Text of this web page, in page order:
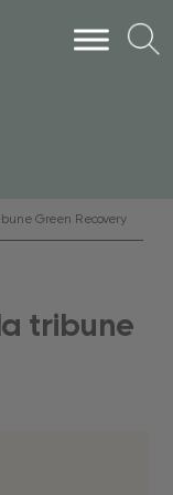
Green Recovery
tribune